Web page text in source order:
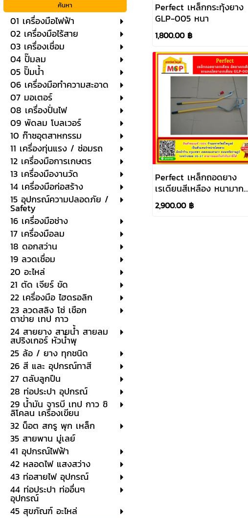
01 เครื่องมือไฟฟ้า
02 เครื่องมือไร้สาย
03 เครื่องเชื่อม
04 ปั๊มลม
05 ปั๊มน้ำ
06 เครื่องมือทำความสะอาด
07 มอเตอร์
08 เครื่องปั่นไฟ
09 พัดลม โบลเวอร์
10 ก๊าซอุตสาหกรรม
11 เครื่องทุ่นแรง / ซ่อมรถ
12 เครื่องมือการเกษตร
13 เครื่องมืองานวัด
14 เครื่องมือก่อสร้าง
15 อุปกรณ์ความปลอดภัย /
Safety
16 เครื่องมือช่าง
17 เครื่องมือลม
18 ดอกสว่าน
19 ลวดเชื่อม
20 อะไหล่
21 ตัด เจียร์ ขัด
22 เครื่องมือ ไฮดรอลิก
23 ลวดสลิง โซ่ เชือก
ตาข่าย เทป กาว
24 สายยาง สายน้ำ สายลม
สปริงเกอร์ หัวน้ำพุ
25 ล้อ / ยาง ทุกชนิด
26 สี และ อุปกรณ์ทาสี
27 ตลับลูกปืน
28 ท่อประปา อุปกรณ์
29 น้ำมัน จารบี เทป กาว ซิ
ลิโคลน เครื่องเขียน
32 น็อต สกรู พุก เหล็ก
35 สายพาน มู่เลย์
41 อุปกรณ์ไฟฟ้า
42 หลอดไฟ แสงสว่าง
43 ท่อสายไฟ อุปกรณ์
44 ท่อประปา ท่ออื่นๆ
อุปกรณ์
45 สุขภัณฑ์ อะไหล่
Perfect เหล็กกระทุ้งยาง
GLP-005 หนา
1,800.00 ฿
Perfect เหล็กถอดยาง
เรเดียนสีเหลือง หนามาก
GLP-001
2,900.00 ฿